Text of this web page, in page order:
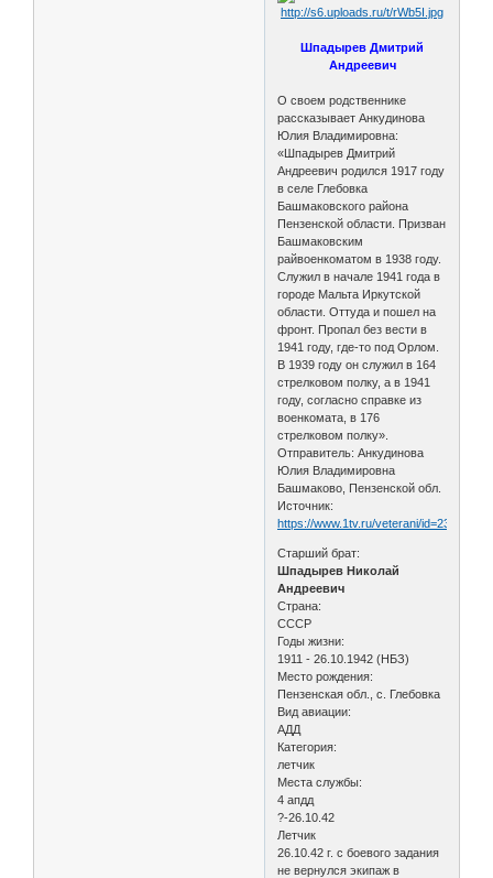
Шпадырев Дмитрий
Андреевич
О своем родственнике
рассказывает Анкудинова
Юлия Владимировна:
«Шпадырев Дмитрий
Андреевич родился 1917 году
в селе Глебовка
Башмаковского района
Пензенской области. Призван
Башмаковским
райвоенкоматом в 1938 году.
Служил в начале 1941 года в
городе Мальта Иркутской
области. Оттуда и пошел на
фронт. Пропал без вести в
1941 году, где-то под Орлом.
В 1939 году он служил в 164
стрелковом полку, а в 1941
году, согласно справке из
военкомата, в 176
стрелковом полку».
Отправитель: Анкудинова
Юлия Владимировна
Башмаково, Пензенской обл.
Источник:
https://www.1tv.ru/veterani/id=2380593
Старший брат:
Шпадырев Николай
Андреевич
Страна:
СССР
Годы жизни:
1911 - 26.10.1942 (НБЗ)
Место рождения:
Пензенская обл., с. Глебовка
Вид авиации:
АДД
Категория:
летчик
Места службы:
4 апдд
?‑26.10.42
Летчик
26.10.42 г. с боевого задания
не вернулся экипаж в